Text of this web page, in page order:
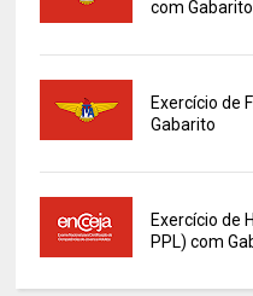
com Gabarito
Exercício de
Gabarito
Exercício de
PPL) com